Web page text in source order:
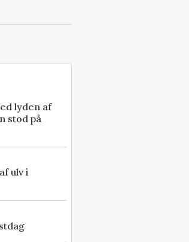
lyden af
stod på
ulv i